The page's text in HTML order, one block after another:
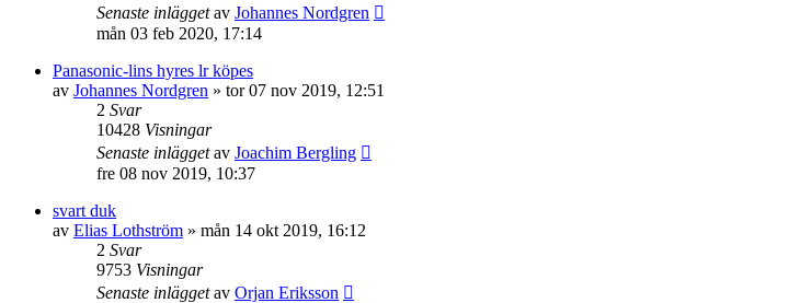
Senaste inläggetav Johannes Nordgren
mån 03 feb 2020, 17:14
Panasonic-lins hyres lr köpes
av Johannes Nordgren » tor 07 nov 2019, 12:51
2 Svar
10428 Visningar
Senaste inläggetav Joachim Bergling
fre 08 nov 2019, 10:37
svart duk
av Elias Lothström » mån 14 okt 2019, 16:12
2 Svar
9753 Visningar
Senaste inläggetav Orjan Eriksson